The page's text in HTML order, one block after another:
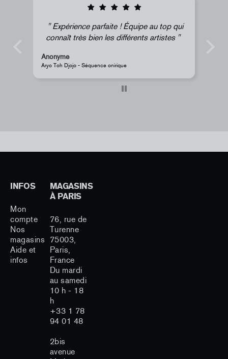
Super !
Anonyme
JR - Aimant classique « La Caverne du Pont-Neuf »
INFOS
Mon
compte
Nos
magasins
Aide et
infos
MAGASINS
À PARIS
76, rue de
Turenne
75003,
Paris,
France
Du mardi
au samedi
10 h - 18
h
+33 1 78
94 01 48
2bis
avenue